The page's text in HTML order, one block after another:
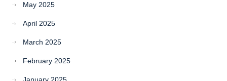
May 2025
April 2025
March 2025
February 2025